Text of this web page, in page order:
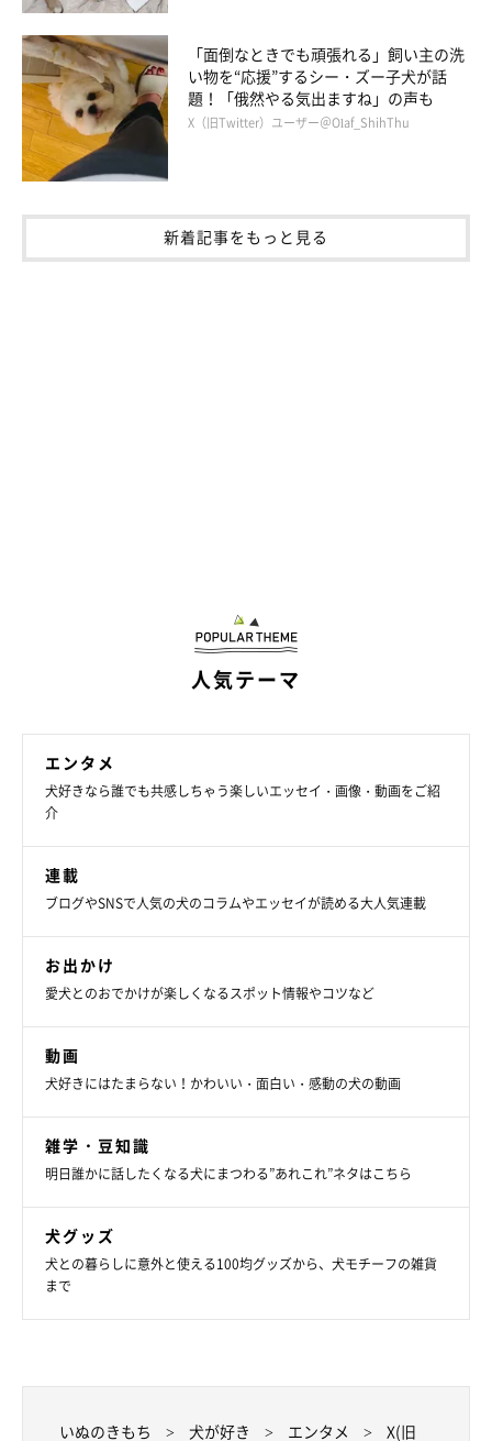
「面倒なときでも頑張れる」飼い主の洗
い物を“応援”するシー・ズー子犬が話
題！「俄然やる気出ますね」の声も
X（旧Twitter）ユーザー＠Olaf_ShihThu
新着記事をもっと見る
人気テーマ
エンタメ
犬好きなら誰でも共感しちゃう楽しいエッセイ・画像・動画をご紹
介
連載
ブログやSNSで人気の犬のコラムやエッセイが読める大人気連載
お出かけ
愛犬とのおでかけが楽しくなるスポット情報やコツなど
動画
犬好きにはたまらない！かわいい・面白い・感動の犬の動画
雑学・豆知識
明日誰かに話したくなる犬にまつわる”あれこれ”ネタはこちら
犬グッズ
犬との暮らしに意外と使える100均グッズから、犬モチーフの雑貨
まで
いぬのきもち 犬が好き エンタメ X(旧